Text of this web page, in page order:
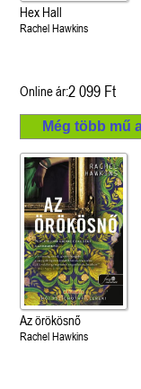
Hex Hall
Rachel Hawkins
Online ár:2 099 Ft
Még több mű
Az örökösnő
Rachel Hawkins